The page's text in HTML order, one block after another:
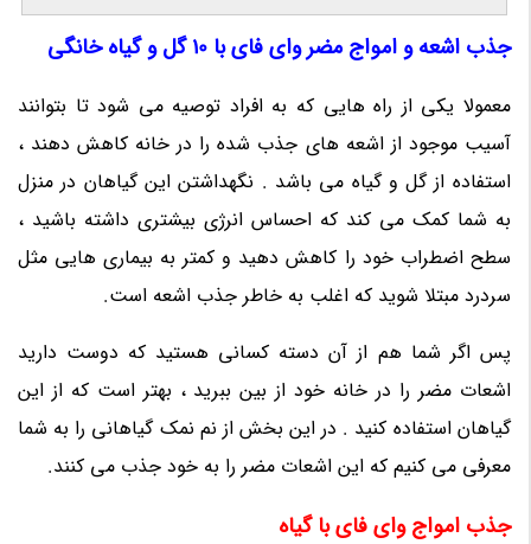
جذب اشعه و امواج مضر وای فای با 10 گل و گیاه خانگی
معمولا یکی از راه هایی که به افراد توصیه می شود تا بتوانند
آسیب موجود از اشعه های جذب شده را در خانه کاهش دهند ،
استفاده از گل و گیاه می باشد . نگهداشتن این گیاهان در منزل
به شما کمک می کند که احساس انرژی بیشتری داشته باشید ،
سطح اضطراب خود را کاهش دهید و کمتر به بیماری هایی مثل
سردرد مبتلا شوید که اغلب به خاطر جذب اشعه است.
پس اگر شما هم از آن دسته کسانی هستید که دوست دارید
اشعات مضر را در خانه خود از بین ببرید ، بهتر است که از این
گیاهان استفاده کنید . در این بخش از نم نمک گیاهانی را به شما
معرفی می کنیم که این اشعات مضر را به خود جذب می کنند.
جذب امواج وای فای با گیاه